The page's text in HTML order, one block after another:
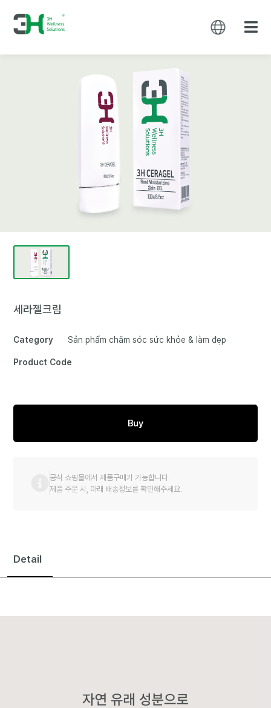
세라젤크림
Category
Sản phẩm chăm sóc sức khỏe & làm đẹp
Product Code
Buy
공식 쇼핑몰에서 제품구매가 가능합니다.
제품 주문 시, 아래 배송정보를 확인해주세요.
Detail